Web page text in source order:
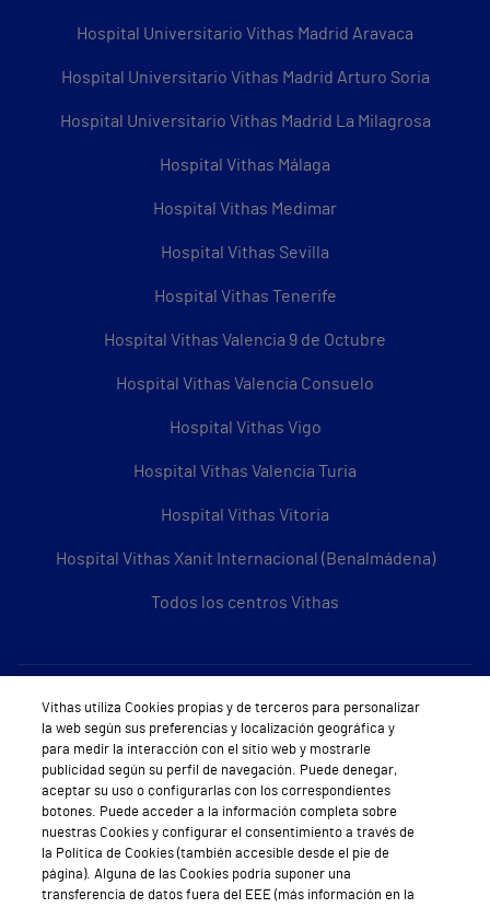
Hospital Universitario Vithas Madrid Aravaca
Hospital Universitario Vithas Madrid Arturo Soria
Hospital Universitario Vithas Madrid La Milagrosa
Hospital Vithas Málaga
Hospital Vithas Medimar
Hospital Vithas Sevilla
Hospital Vithas Tenerife
Hospital Vithas Valencia 9 de Octubre
Hospital Vithas Valencia Consuelo
Hospital Vithas Vigo
Hospital Vithas Valencia Turia
Hospital Vithas Vitoria
Hospital Vithas Xanit Internacional (Benalmádena)
Todos los centros Vithas
Sobre Vithas
Quiénes somos
Trabajar en Vithas
Teléfono Cita Médica
Teléfono Atención al Cliente
Vithas utiliza Cookies propias y de terceros para personalizar
la web según sus preferencias y localización geográfica y
para medir la interacción con el sitio web y mostrarle
publicidad según su perfil de navegación. Puede denegar,
aceptar su uso o configurarlas con los correspondientes
botones. Puede acceder a la información completa sobre
nuestras Cookies y configurar el consentimiento a través de
la Política de Cookies (también accesible desde el pie de
página). Alguna de las Cookies podría suponer una
transferencia de datos fuera del EEE (más información en la